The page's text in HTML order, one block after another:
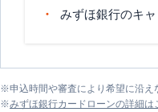
みずほ銀行のキ
※申込時間や審査により希望に沿え
※みずほ銀行カードローンの詳細は